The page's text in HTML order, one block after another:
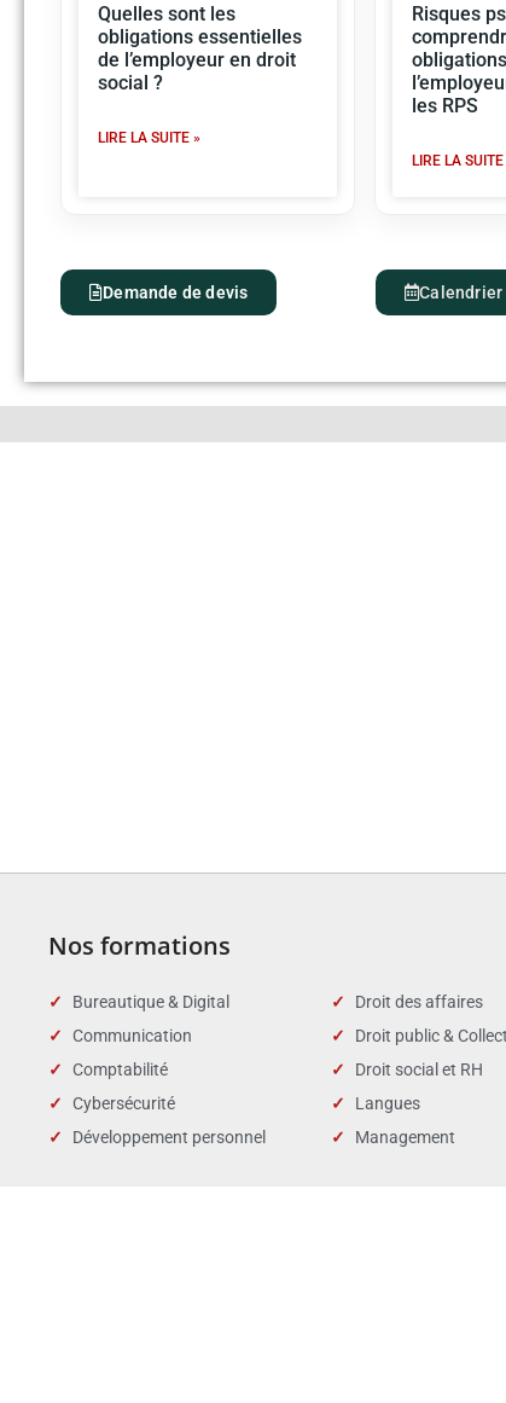
Quelles sont les
obligations essentielles
de l’employeur en droit
social ?
LIRE LA SUITE »
Risques
les RPS
LIRE LA SUITE
Demande de devis Calendrier
Nos formations
Bureautique & Digital
Communication
Comptabilité
Cybersécurité
Développement personnel
Droit des affaires
Droit public &
Droit social et RH
Langues
Management